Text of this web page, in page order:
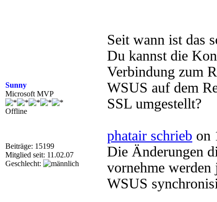
Sunny
Microsoft MVP
Offline
Beiträge: 15199
Mitglied seit: 11.02.07
Geschlecht:
Seit wann ist das
Du kannst die
Verbindung zum
WSUS auf dem
SSL umgestellt?
phatair schrieb on
Die Änderungen
vornehme
WSUS